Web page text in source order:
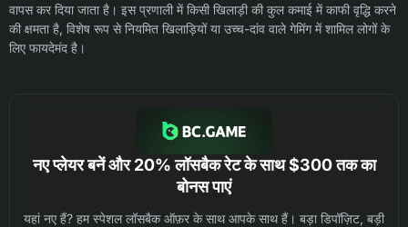
वापस कर दिया जाता है। इस प्रणाली में किसी खिलाड़ी की कुल कमाई में काफी वृद्धि करने
की क्षमता है, विशेष रूप से नियमित खिलाड़ियों या उच्च-दांव वाले गेमिंग में शामिल लोगों के
लिए फायदेमंद है।
नए प्लेयर बनें और 20% लॉसबैक रेट के साथ $300 तक का
बोनस पाएं
यहां नए हैं? हम स्पेशल लॉसबैक ऑफ़र के साथ आपके साथ हैं। बड़ा डिपॉज़िट, बड़ी